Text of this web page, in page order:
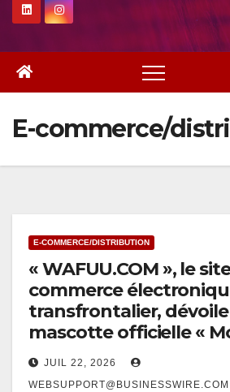
E-commerce/
E-COMMERCE/DISTRIBUTION
« WAFUU.COM », le
commerce
transfrontalier, dévoile
mascotte officielle «
JUIL 22, 2026
WEBSUPPORT@BUSINESSWIRE.COM